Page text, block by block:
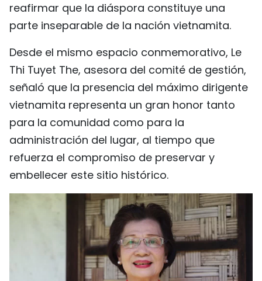
reafirmar que la diáspora constituye una
parte inseparable de la nación vietnamita.
Desde el mismo espacio conmemorativo, Le
Thi Tuyet The, asesora del comité de gestión,
señaló que la presencia del máximo dirigente
vietnamita representa un gran honor tanto
para la comunidad como para la
administración del lugar, al tiempo que
refuerza el compromiso de preservar y
embellecer este sitio histórico.